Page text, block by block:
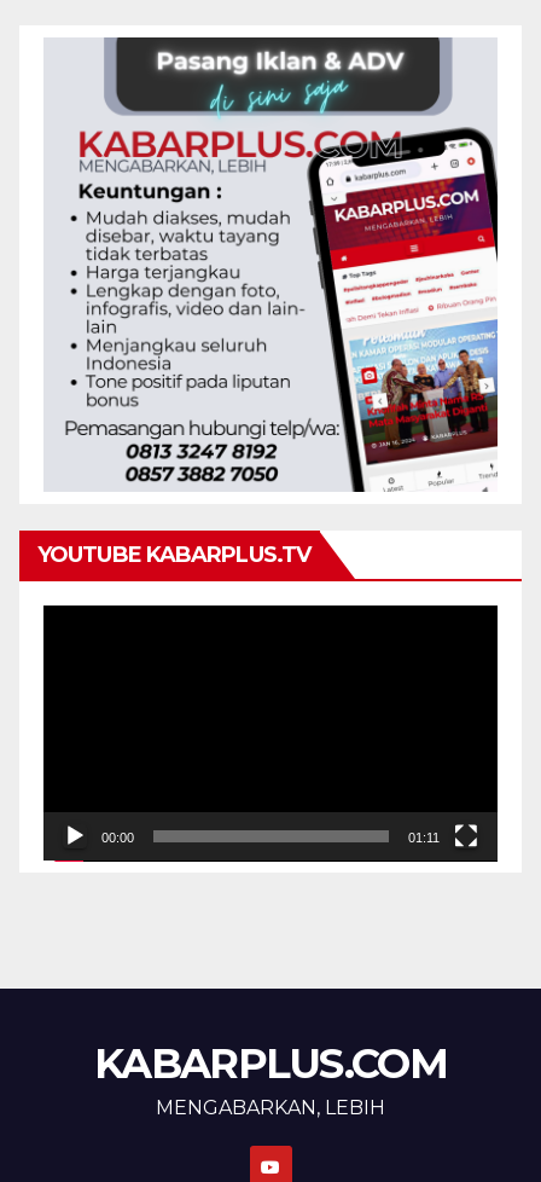
YOUTUBE KABARPLUS.TV
00:00 01:11
KABARPLUS.COM
MENGABARKAN, LEBIH